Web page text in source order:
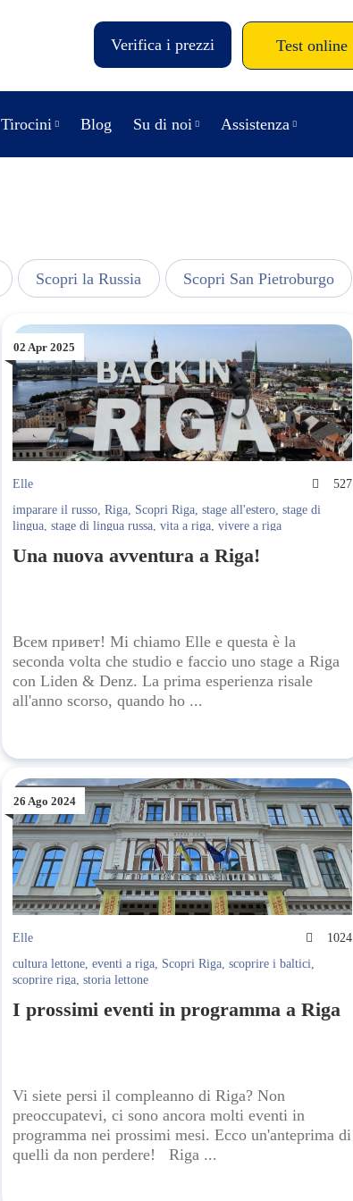
Verifica i prezzi Test online
Tirocini Blog Su di noi Assistenza
Scopri la Russia Scopri San Pietroburgo
02 Apr 2025
Elle
527
imparare il russo,Riga, Scopri Riga,stage all'estero,stage di
lingua,stage di lingua russa,vita a riga,vivere a riga
Una nuova avventura a Riga!
Всем привет! Mi chiamo Elle e questa è la
seconda volta che studio e faccio uno stage a Riga
con Liden & Denz. La prima esperienza risale
all'anno scorso, quando ho ...
26 Ago 2024
Elle
1024
cultura lettone,eventi a riga, Scopri Riga,scoprire i baltici,
scoprire riga,storia lettone
I prossimi eventi in programma a Riga
Vi siete persi il compleanno di Riga? Non
preoccupatevi, ci sono ancora molti eventi in
programma nei prossimi mesi. Ecco un'anteprima di
quelli da non perdere! Riga ...